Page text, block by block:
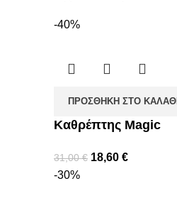
-40%
ΠΡΟΣΘΉΚΗ ΣΤΟ ΚΑΛΆΘΙ
Καθρέπτης Magic
31,00€ 18,60 €
-30%